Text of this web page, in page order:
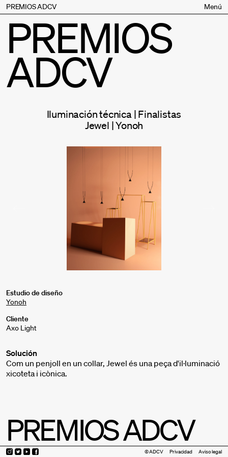
PREMIOS ADCV
Bases
Jurado
Inscripción
Palmarés
Premios especiales
Supporters
Menú
PREMIOS
ADCV
Iluminación técnica | Finalistas
Jewel | Yonoh
Estudio de diseño
Yonoh
Cliente
Axo Light
Solución
Com un penjoll en un collar, Jewel és una peça d'il·luminació
xicoteta i icònica.
PREMIOS ADCV
© ADCV Privacidad Aviso legal